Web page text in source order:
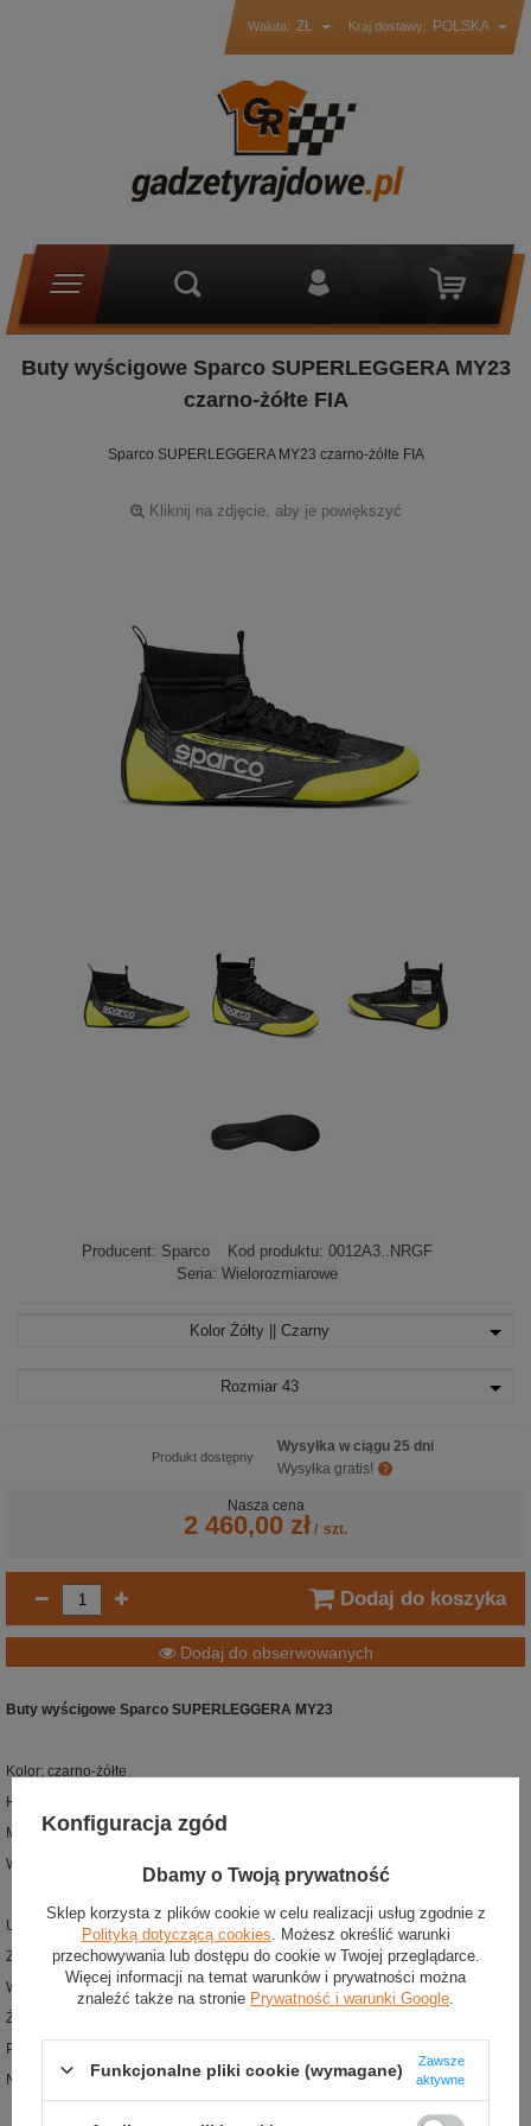
Waluta: ZŁ Kraj dostawy: POLSKA
Buty wyścigowe Sparco SUPERLEGGERA MY23
czarno-żółte FIA
Sparco SUPERLEGGERA MY23 czarno-żółte FIA
Kliknij na zdjęcie, aby je powiększyć
Producent: Sparco Kod produktu: 0012A3..NRGF
Seria: Wielorozmiarowe
Kolor Żółty || Czarny
Rozmiar 43
Produkt dostępny
Wysyłka w ciągu 25 dni
Wysyłka gratis!
Nasza cena
2 460,00 zł / szt.
Dodaj do koszyka
Dodaj do obserwowanych
Buty wyścigowe Sparco SUPERLEGGERA MY23
Kolor: czarno-żółte
Homologacja: FIA 8856-2018
Materiał: tkanina ognioodporna
Waga: 220 g (rozm. 42)
Ultralekkie buty wyścigowe z nowej kolekcji Sparco
Zaprojektowane zgodnie z homologacją FIA 8856-2018
Wykonane z ognioodpornej tkaniny z silikonowymi wzmocnieniami
Żakardowa skarpeta dla lepszego dopasowania zamiast tradycyjnego języka
Podeszwa łączy w sobie elementy z gumy i włókna węglowego
Nadrukowane logotypy dla redukcji wagi
Konfiguracja zgód
Dbamy o Twoją prywatność
Sklep korzysta z plików cookie w celu realizacji usług zgodnie z
Polityką dotyczącą cookies . Możesz określić warunki
przechowywania lub dostępu do cookie w Twojej przeglądarce.
Więcej informacji na temat warunków i prywatności można
znaleźć także na stronie Prywatność i warunki Google
Funkcjonalne pliki cookie (wymagane)
Zawsze
aktywne